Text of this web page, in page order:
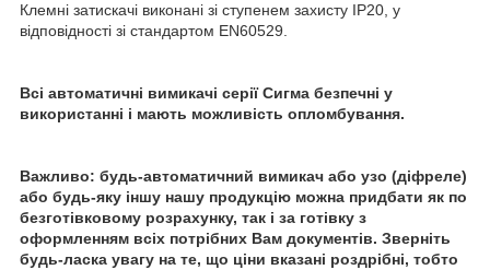
Клемні затискачі виконані зі ступенем захисту IP20, у
відповідності зі стандартом EN60529.
Всі автоматичні вимикачі серії Сигма безпечні у
використанні і мають можливість опломбування.
Важливо: будь-автоматичний вимикач або узо (діфреле)
або будь-яку іншу нашу продукцію можна придбати як по
безготівковому розрахунку, так і за готівку з
оформленням всіх потрібних Вам документів. Зверніть
будь-ласка увагу на те, що ціни вказані роздрібні, тобто